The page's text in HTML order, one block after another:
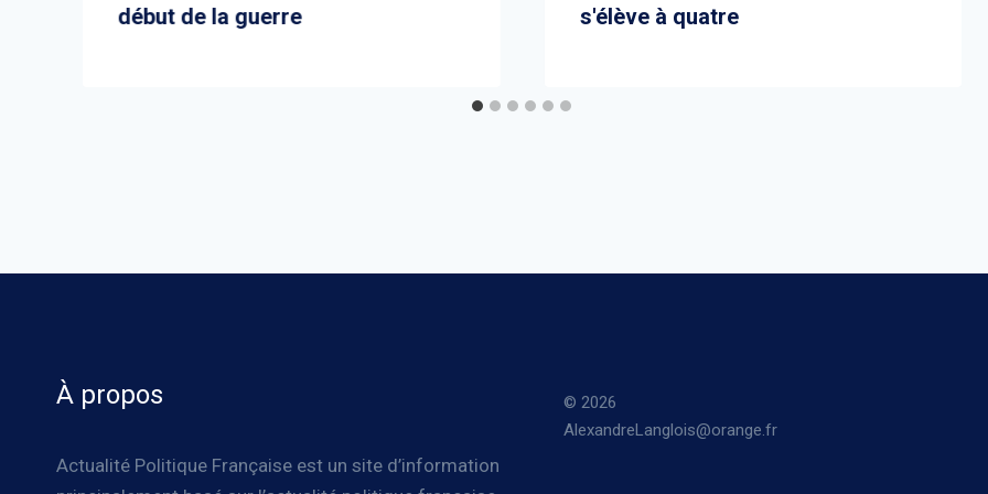
début de la guerre
s'élève à quatre
À propos
Actualité Politique Française est un site d’information
© 2026
AlexandreLanglois@orange.fr